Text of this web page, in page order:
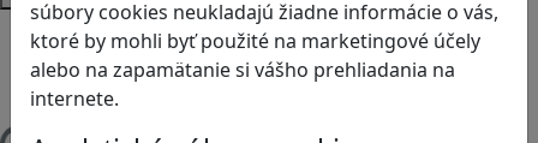
súbory cookies neukladajú žiadne informácie o vás,
ktoré by mohli byť použité na marketingové účely
alebo na zapamätanie si vášho prehliadania na
internete.
Android
Herná konzola
Stolové, kartové